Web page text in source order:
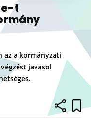
t
az a kormányzati
javasol